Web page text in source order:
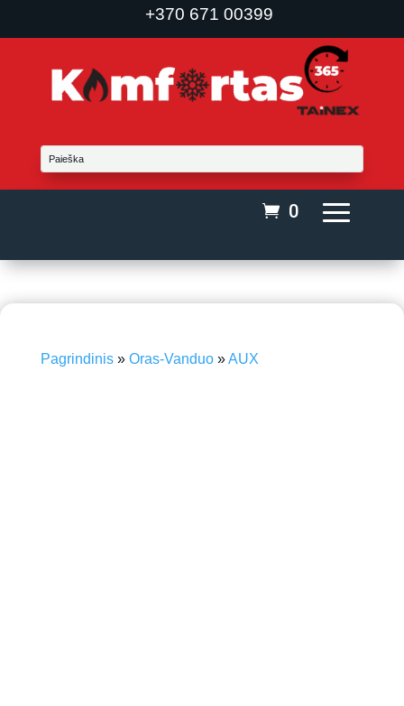
+370 671 00399
0
Pagrindinis» Oras-Vanduo»AUX